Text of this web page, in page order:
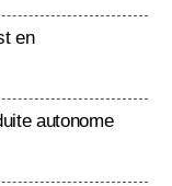
en
autonome